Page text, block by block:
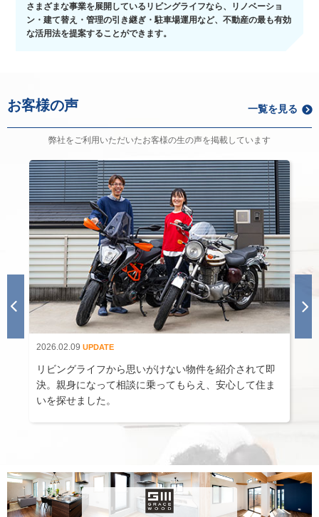
さまざまな事業を展開しているリビングライフなら、リノベーショ
ン・建て替え・管理の引き継ぎ・駐車場運用など、不動産の最も有効
な活用法を提案することができます。
お客様の声 一覧を見る
弊社をご利用いただいたお客様の生の声を掲載しています
2026.02.09 UPDATE
リビングライフから思いがけない物件を紹介されて即
決。親身になって相談に乗ってもらえ、安心して住ま
いを探せました。